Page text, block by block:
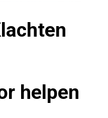
helpen